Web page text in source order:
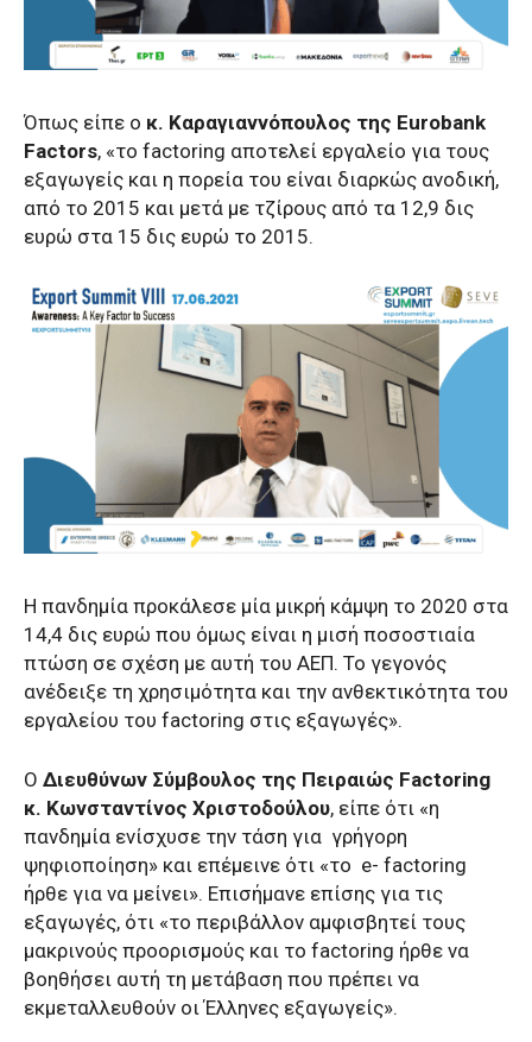
Όπως είπε ο κ. Καραγιαννόπουλος της Eurobank
Factors, «το factoring αποτελεί εργαλείο για τους
εξαγωγείς και η πορεία του είναι διαρκώς ανοδική,
από το 2015 και μετά με τζίρους από τα 12,9 δις
ευρώ στα 15 δις ευρώ το 2015.
Η πανδημία προκάλεσε μία μικρή κάμψη το 2020 στα
14,4 δις ευρώ που όμως είναι η μισή ποσοστιαία
πτώση σε σχέση με αυτή του ΑΕΠ. Το γεγονός
ανέδειξε τη χρησιμότητα και την ανθεκτικότητα του
εργαλείου του factoring στις εξαγωγές».
Ο Διευθύνων Σύμβουλος της Πειραιώς Factoring
κ. Κωνσταντίνος Χριστοδούλου, είπε ότι «η
πανδημία ενίσχυσε την τάση για γρήγορη
ψηφιοποίηση» και επέμεινε ότι «το e- factoring
ήρθε για να μείνει». Επισήμανε επίσης για τις
εξαγωγές, ότι «το περιβάλλον αμφισβητεί τους
μακρινούς προορισμούς και το factoring ήρθε να
βοηθήσει αυτή τη μετάβαση που πρέπει να
εκμεταλλευθούν οι Έλληνες εξαγωγείς».